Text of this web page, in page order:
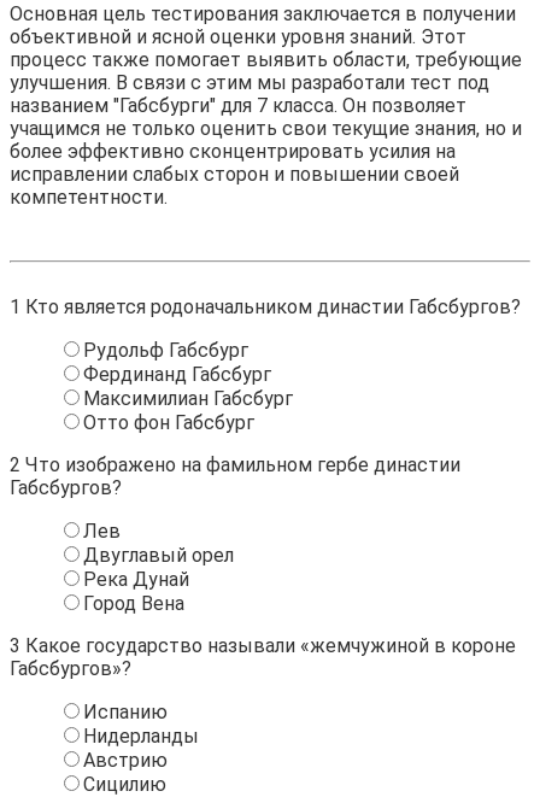
Основная цель тестирования заключается в получении
объективной и ясной оценки уровня знаний. Этот
процесс также помогает выявить области, требующие
улучшения. В связи с этим мы разработали тест под
названием "Габсбурги" для 7 класса. Он позволяет
учащимся не только оценить свои текущие знания, но и
более эффективно сконцентрировать усилия на
исправлении слабых сторон и повышении своей
компетентности.
1 Кто является родоначальником династии Габсбургов?
Рудольф Габсбург
Фердинанд Габсбург
Максимилиан Габсбург
Отто фон Габсбург
2 Что изображено на фамильном гербе династии
Габсбургов?
Лев
Двуглавый орел
Река Дунай
Город Вена
3 Какое государство называли «жемчужиной в короне
Габсбургов»?
Испанию
Нидерланды
Австрию
Сицилию